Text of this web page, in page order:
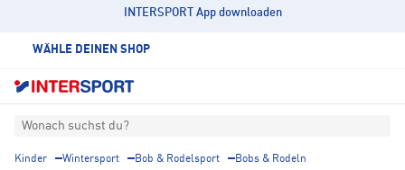
INTERSPORT App downloaden
WÄHLE DEINEN SHOP
Wonach suchst du?
Kinder Wintersport Bob & Rodelsport
Bobs & Rodeln